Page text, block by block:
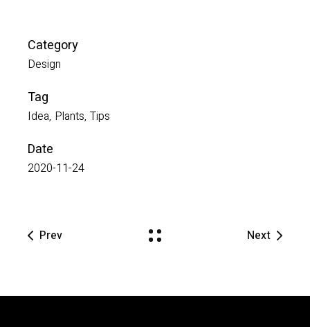
Category
Design
Tag
Idea Plants Tips
Date
2020-11-24
Prev Next